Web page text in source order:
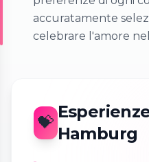
accuratamente
celebrare l'amore
💝
Hamburg